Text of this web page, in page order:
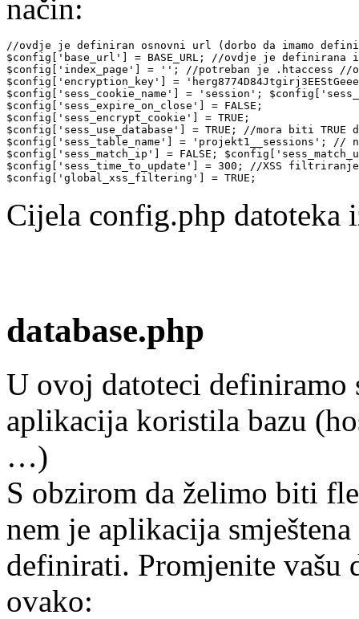
način:
//ovdje je definiran osnovni url (dorbo da imamo
$config['base_url'] = BASE_URL; //ovdje je
$config['index_page'] = ''; //potreban je .htaccess //
$config['encryption_key'] =
$config['sess_cookie_name'] = 'session';
$config['sess_expire_on_close'] = FALSE;
$config['sess_encrypt_cookie'] = TRUE;
$config['sess_use_database'] = TRUE; //mora biti TRUE
$config['sess_table_name'] = 'projekt1__sessions';
$config['sess_match_ip'] = FALSE;
$config['sess_time_to_update'] = 300; //XSS filtriranje
$config['global_xss_filtering'] = TRUE;
Cijela config.php datoteka
database.php
U ovoj datoteci definiramo
aplikacija koristila bazu
…)
S obzirom da želimo biti
nem je aplikacija
definirati. Promjenite vašu
ovako: